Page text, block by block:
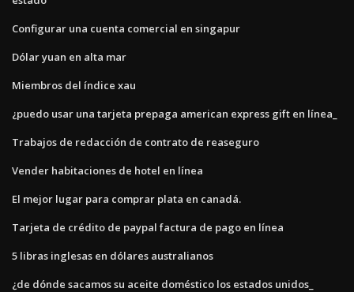
Configurar una cuenta comercial en singapur
Dólar yuan en alta mar
Miembros del índice xau
¿puedo usar una tarjeta prepaga american express gift en línea_
Trabajos de redacción de contrato de reaseguro
Vender habitaciones de hotel en línea
El mejor lugar para comprar plata en canadá.
Tarjeta de crédito de paypal factura de pago en línea
5 libras inglesas en dólares australianos
¿de dónde sacamos su aceite doméstico los estados unidos_